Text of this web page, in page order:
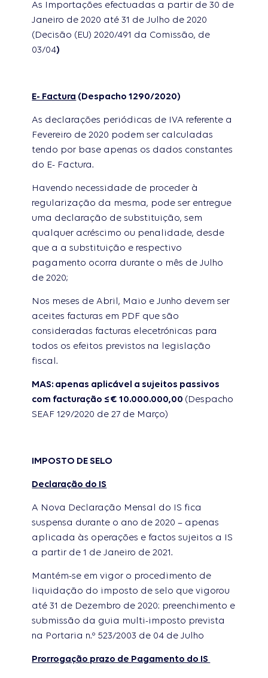
As Importações efectuadas a partir de 30 de
Janeiro de 2020 até 31 de Julho de 2020
(Decisão (EU) 2020/491 da Comissão, de
03/04)
E- Factura (Despacho 1290/2020)
As declarações periódicas de IVA referente a
Fevereiro de 2020 podem ser calculadas
tendo por base apenas os dados constantes
do E- Factura.
Havendo necessidade de proceder à
regularização da mesma, pode ser entregue
uma declaração de substituição, sem
qualquer acréscimo ou penalidade, desde
que a a substituição e respectivo
pagamento ocorra durante o mês de Julho
de 2020;
Nos meses de Abril, Maio e Junho devem ser
aceites facturas em PDF que são
consideradas facturas elecetrónicas para
todos os efeitos previstos na legislação
fiscal.
MAS: apenas aplicável a sujeitos passivos
com facturação ≤ € 10.000.000,00 (Despacho
SEAF 129/2020 de 27 de Março)
IMPOSTO DE SELO
Declaração do IS
A Nova Declaração Mensal do IS fica
suspensa durante o ano de 2020 – apenas
aplicada às operações e factos sujeitos a IS
a partir de 1 de Janeiro de 2021.
Mantém-se em vigor o procedimento de
liquidação do imposto de selo que vigorou
até 31 de Dezembro de 2020: preenchimento e
submissão da guia multi-imposto prevista
na Portaria n.º 523/2003 de 04 de Julho
Prorrogação prazo de Pagamento do IS